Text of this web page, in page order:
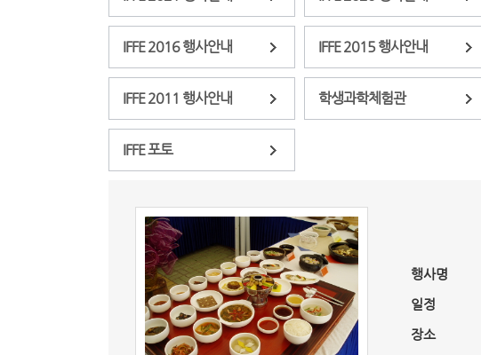
IFFE 2016 행사안내 IFFE 2015 행사안내
IFFE 2011 행사안내 학생과학체험관
IFFE 포토
행사명
일정
장소